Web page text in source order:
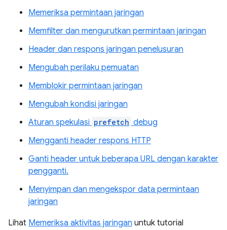
Memeriksa permintaan jaringan
Memfilter dan mengurutkan permintaan jaringan
Header dan respons jaringan penelusuran
Mengubah perilaku pemuatan
Memblokir permintaan jaringan
Mengubah kondisi jaringan
Aturan spekulasi prefetch debug
Mengganti header respons HTTP
Ganti header untuk beberapa URL dengan karakter
pengganti.
Menyimpan dan mengekspor data permintaan
jaringan
Lihat Memeriksa aktivitas jaringan untuk tutorial